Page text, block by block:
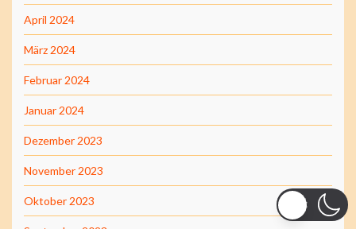
April 2024
März 2024
Februar 2024
Januar 2024
Dezember 2023
November 2023
Oktober 2023